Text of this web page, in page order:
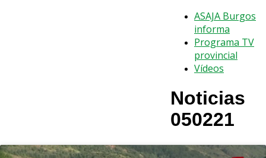
ASAJA Burgos
informa
Programa TV
provincial
Vídeos
Noticias
050221